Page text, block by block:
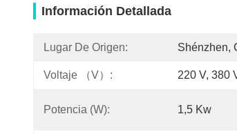
Información Detallada
Lugar De Origen: Shénzhen,
Voltaje （V）: 220 V, 380
Potencia (w): 1,5 Kw